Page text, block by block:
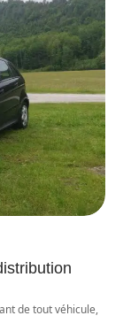
de tout véhicule,